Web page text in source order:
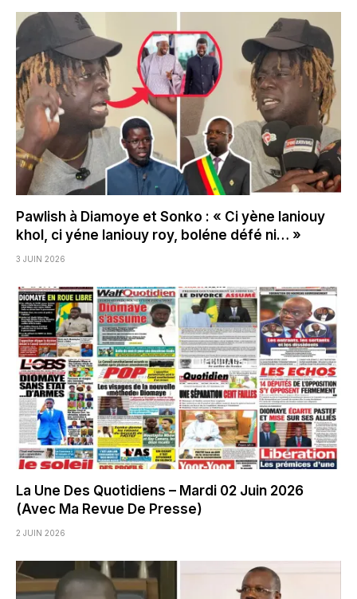
Pawlish à Diamoye et Sonko : « Ci yène laniouy
khol, ci yéne laniouy roy, boléne défé ni… »
3 JUIN 2026
La Une Des Quotidiens – Mardi 02 Juin 2026
(Avec Ma Revue De Presse)
2 JUIN 2026